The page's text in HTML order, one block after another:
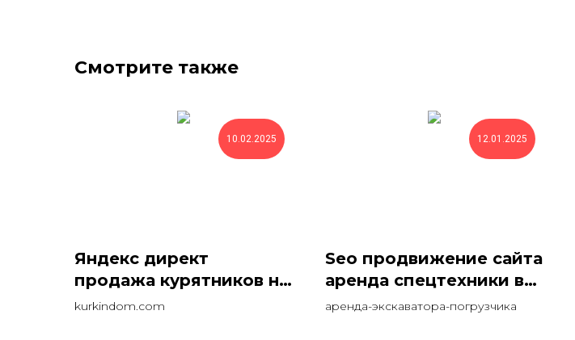
Смотрите также
10.02.2025
Яндекс директ
продажа курятников на
поиске и РСЯ 60 заявок
kurkindom.com
12.01.2025
Seo продвижение сайта
аренда спецтехники в
топ1
аренда-экскаватора-погрузчика